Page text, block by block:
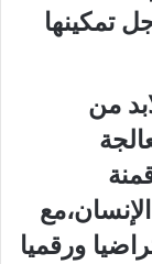
تمكينها
من
ورقميا